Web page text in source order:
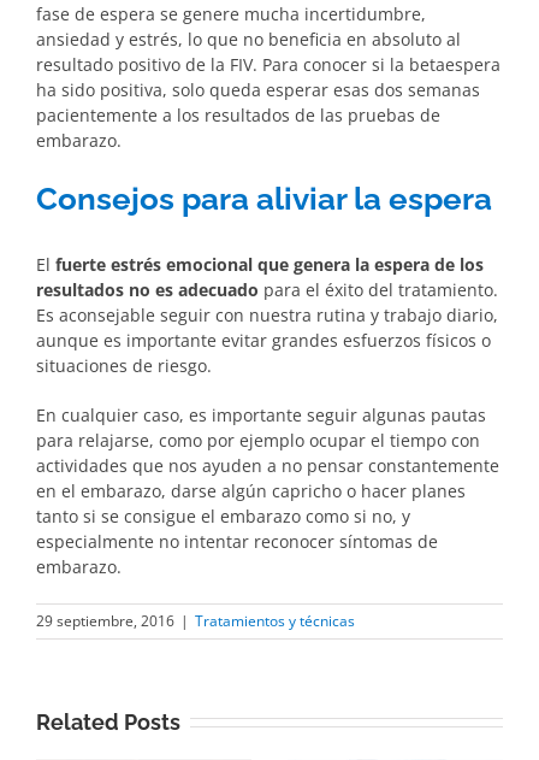
fase de espera se genere mucha incertidumbre,
ansiedad y estrés, lo que no beneficia en absoluto al
resultado positivo de la FIV. Para conocer si la betaespera
ha sido positiva, solo queda esperar esas dos semanas
pacientemente a los resultados de las pruebas de
embarazo.
Consejos para aliviar la espera
El fuerte estrés emocional que genera la espera de los
resultados no es adecuado para el éxito del tratamiento.
Es aconsejable seguir con nuestra rutina y trabajo diario,
aunque es importante evitar grandes esfuerzos físicos o
situaciones de riesgo.
En cualquier caso, es importante seguir algunas pautas
para relajarse, como por ejemplo ocupar el tiempo con
actividades que nos ayuden a no pensar constantemente
en el embarazo, darse algún capricho o hacer planes
tanto si se consigue el embarazo como si no, y
especialmente no intentar reconocer síntomas de
embarazo.
29 septiembre, 2016 | Tratamientos y técnicas
Related Posts